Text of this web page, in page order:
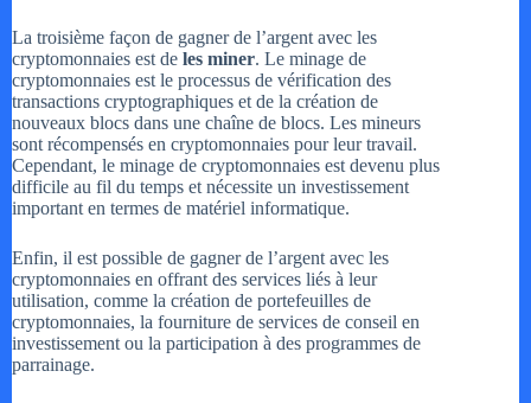
La troisième façon de gagner de l’argent avec les
cryptomonnaies est de les miner. Le minage de
cryptomonnaies est le processus de vérification des
transactions cryptographiques et de la création de
nouveaux blocs dans une chaîne de blocs. Les mineurs
sont récompensés en cryptomonnaies pour leur travail.
Cependant, le minage de cryptomonnaies est devenu plus
difficile au fil du temps et nécessite un investissement
important en termes de matériel informatique.
Enfin, il est possible de gagner de l’argent avec les
cryptomonnaies en offrant des services liés à leur
utilisation, comme la création de portefeuilles de
cryptomonnaies, la fourniture de services de conseil en
investissement ou la participation à des programmes de
parrainage.